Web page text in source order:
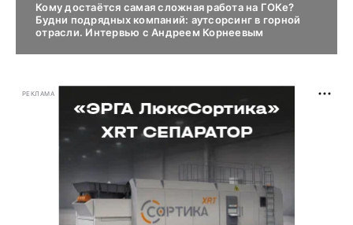
Кому достаётся самая сложная работа на ГОКе?
Будни подрядных компаний: аутсорсинг в горной
отрасли. Интервью с Андреем Корнеевым
РЕКЛАМА